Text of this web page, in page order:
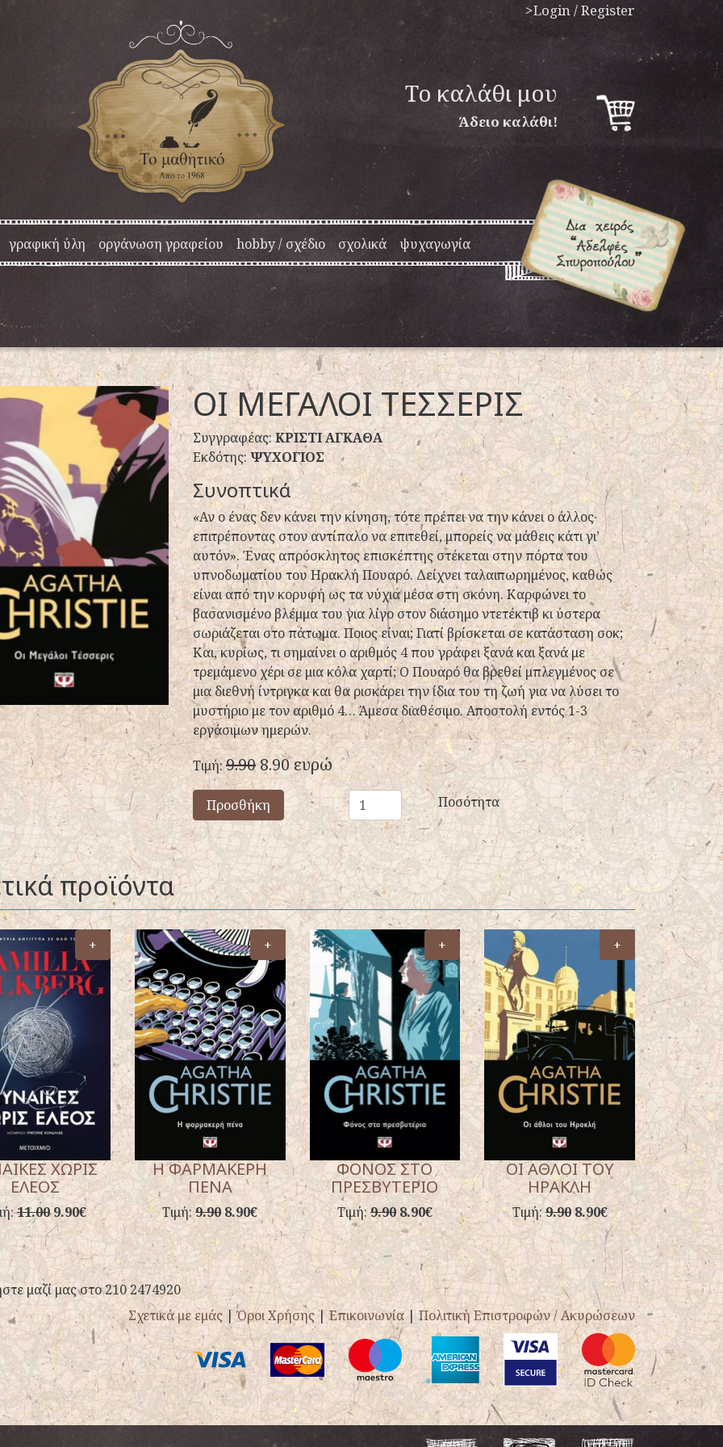
>Login / Register
To καλάθι μου
Άδειο καλάθι!
γραφική ύλη οργάνωση γραφείου hobby / σχέδιο σχολικά ψυχαγωγία
ΟΙ ΜΕΓΑΛΟΙ ΤΕΣΣΕΡΙΣ
Συγγραφέας:ΚΡΙΣΤΙ ΑΓΚΑΘΑ
Εκδότης: ΨΥΧΟΓΙΟΣ
Συνοπτικά
«Αν ο ένας δεν κάνει την κίνηση, τότε πρέπει να την κάνει ο άλλος∙
επιτρέποντας στον αντίπαλο να επιτεθεί, μπορείς να μάθεις κάτι γι’
αυτόν». Ένας απρόσκλητος επισκέπτης στέκεται στην πόρτα του
υπνοδωματίου του Ηρακλή Πουαρό. Δείχνει ταλαιπωρημένος, καθώς
είναι από την κορυφή ως τα νύχια μέσα στη σκόνη. Καρφώνει το
βασανισμένο βλέμμα του για λίγο στον διάσημο ντετέκτιβ κι ύστερα
σωριάζεται στο πάτωμα. Ποιος είναι; Γιατί βρίσκεται σε κατάσταση σοκ;
Και, κυρίως, τι σημαίνει ο αριθμός 4 που γράφει ξανά και ξανά με
τρεμάμενο χέρι σε μια κόλα χαρτί; Ο Πουαρό θα βρεθεί μπλεγμένος σε
μια διεθνή ίντριγκα και θα ρισκάρει την ίδια του τη ζωή για να λύσει το
μυστήριο με τον αριθμό 4… Άμεσα διαθέσιμο. Αποστολή εντός 1-3
εργάσιμων ημερών.
Τιμή:9.908.90 ευρώ
Προσθήκη Ποσότητα
προϊόντα
+
ΧΩΡΙΣ
ΕΛΕΟΣ
11.009.90€
+
Η ΦΑΡΜΑΚΕΡΗ
ΠΕΝΑ
Τιμή:9.908.90€
+
ΦΟΝΟΣ ΣΤΟ
ΠΡΕΣΒΥΤΕΡΙΟ
Τιμή:9.908.90€
+
ΟΙ ΑΘΛΟΙ ΤΟΥ
ΗΡΑΚΛΗ
Τιμή:9.908.90€
μαζί μας στο 210 2474920
Σχετικά με εμάς |Όροι Χρήσης|Επικοινωνία|Πολιτική Επιστροφών / Ακυρώσεων